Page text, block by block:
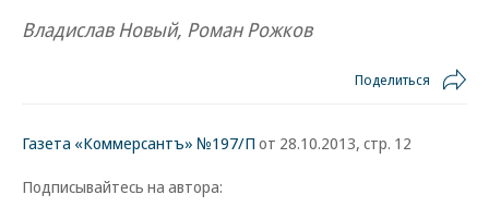
Владислав Новый, Роман Рожков
Поделиться
Газета «Коммерсантъ» №197/П от 28.10.2013, стр. 12
Подписывайтесь на автора: